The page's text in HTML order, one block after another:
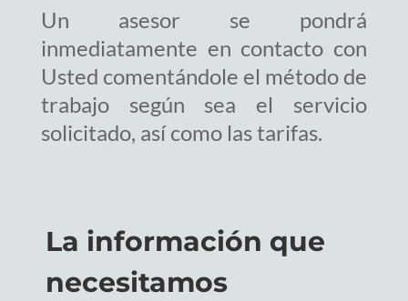
Un asesor se pondrá
inmediatamente en contacto con
Usted comentándole el método de
trabajo según sea el servicio
solicitado, así como las tarifas.
La información que
necesitamos